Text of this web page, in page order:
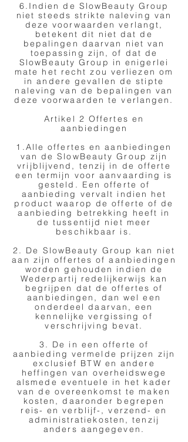
6.Indien de SlowBeauty Group
niet steeds strikte naleving van
deze voorwaarden verlangt,
betekent dit niet dat de
bepalingen daarvan niet van
toepassing zijn, of dat de
SlowBeauty Group in enigerlei
mate het recht zou verliezen om
in andere gevallen de stipte
naleving van de bepalingen van
deze voorwaarden te verlangen.
Artikel 2 Offertes en
aanbiedingen
1.Alle offertes en aanbiedingen
van de SlowBeauty Group zijn
vrijblijvend, tenzij in de offerte
een termijn voor aanvaarding is
gesteld. Een offerte of
aanbieding vervalt indien het
product waarop de offerte of de
aanbieding betrekking heeft in
de tussentijd niet meer
beschikbaar is.
2. De SlowBeauty Group kan niet
aan zijn offertes of aanbiedingen
worden gehouden indien de
Wederpartij redelijkerwijs kan
begrijpen dat de offertes of
aanbiedingen, dan wel een
onderdeel daarvan, een
kennelijke vergissing of
verschrijving bevat.
3. De in een offerte of
aanbieding vermelde prijzen zijn
exclusief BTW en andere
heffingen van overheidswege
alsmede eventuele in het kader
van de overeenkomst te maken
kosten, daaronder begrepen
reis- en verblijf-, verzend- en
administratiekosten, tenzij
anders aangegeven.